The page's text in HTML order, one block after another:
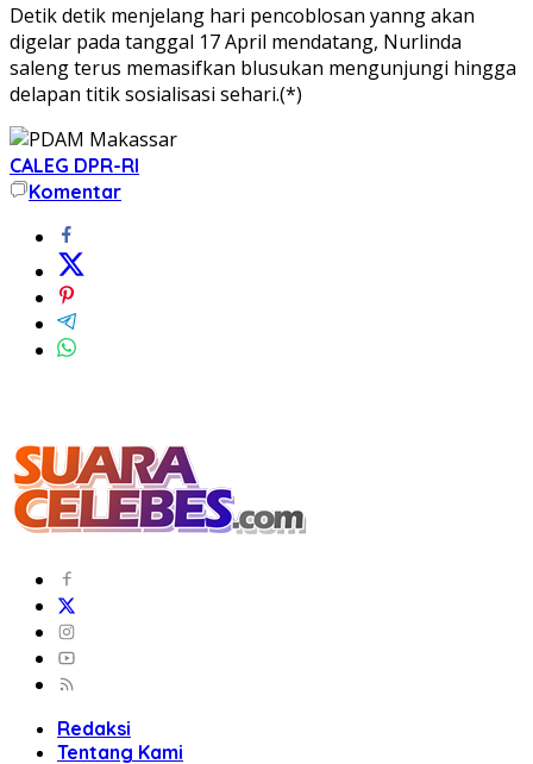
Detik detik menjelang hari pencoblosan yanng akan
digelar pada tanggal 17 April mendatang, Nurlinda
saleng terus memasifkan blusukan mengunjungi hingga
delapan titik sosialisasi sehari.(*)
CALEG DPR-RI
Komentar
Redaksi
Tentang Kami